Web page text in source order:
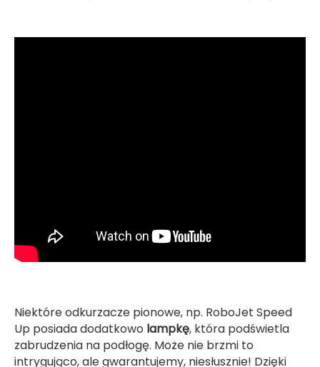
Niektóre odkurzacze pionowe, np. RoboJet Speed
Up posiada dodatkowo lampkę, która podświetla
zabrudzenia na podłogę. Może nie brzmi to
intrygująco, ale gwarantujemy, niesłusznie! Dzięki